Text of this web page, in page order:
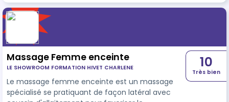
Massage Femme enceinte
LE SHOWROOM FORMATION HIVET CHARLENE
Le massage femme enceinte est un massage
spécialisé se pratiquant de façon latéral avec
10
Très bien